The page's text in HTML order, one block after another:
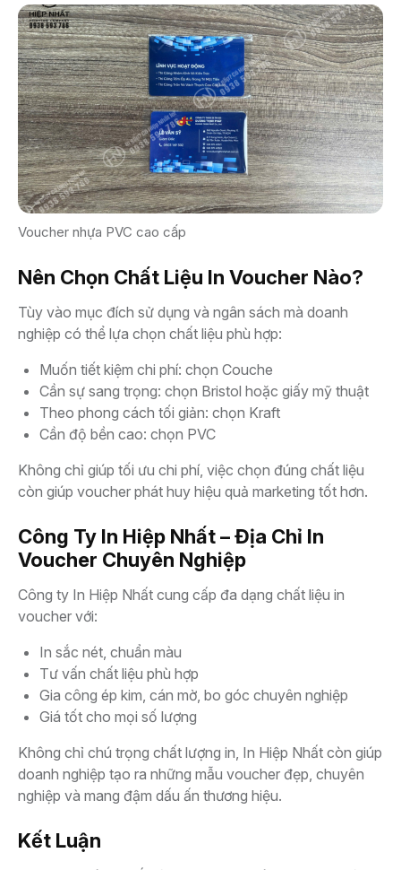
Voucher nhựa PVC cao cấp
Nên Chọn Chất Liệu In Voucher Nào?
Tùy vào mục đích sử dụng và ngân sách mà doanh
nghiệp có thể lựa chọn chất liệu phù hợp:
Muốn tiết kiệm chi phí: chọn Couche
Cần sự sang trọng: chọn Bristol hoặc giấy mỹ thuật
Theo phong cách tối giản: chọn Kraft
Cần độ bền cao: chọn PVC
Không chỉ giúp tối ưu chi phí, việc chọn đúng chất liệu
còn giúp voucher phát huy hiệu quả marketing tốt hơn.
Công Ty In Hiệp Nhất – Địa Chỉ In
Voucher Chuyên Nghiệp
Công ty In Hiệp Nhất cung cấp đa dạng chất liệu in
voucher với:
In sắc nét, chuẩn màu
Tư vấn chất liệu phù hợp
Gia công ép kim, cán mờ, bo góc chuyên nghiệp
Giá tốt cho mọi số lượng
Không chỉ chú trọng chất lượng in, In Hiệp Nhất còn giúp
doanh nghiệp tạo ra những mẫu voucher đẹp, chuyên
nghiệp và mang đậm dấu ấn thương hiệu.
Kết Luận